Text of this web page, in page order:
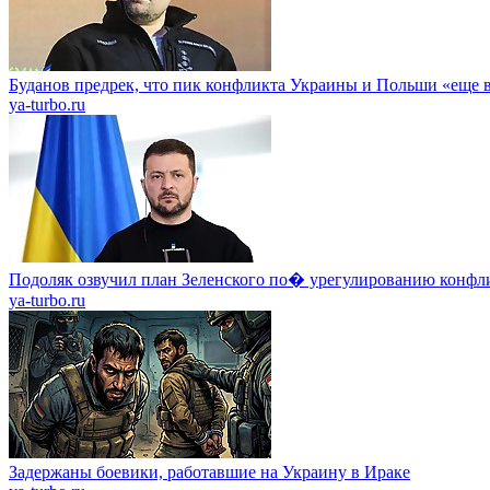
Буданов предрек, что пик конфликта Украины и Польши «еще
ya-turbo.ru
Подоляк озвучил план Зеленского по� урегулированию
ya-turbo.ru
Задержаны боевики, работавшие на Украину в Ираке